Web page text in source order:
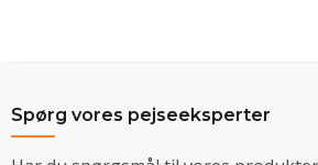
Spørg vores pejseeksperter